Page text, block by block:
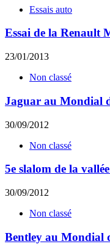
Essais auto
Essai de la Renault
23/01/2013
Non classé
Jaguar au Mondial
30/09/2012
Non classé
5e slalom de la
30/09/2012
Non classé
Bentley au Mondial